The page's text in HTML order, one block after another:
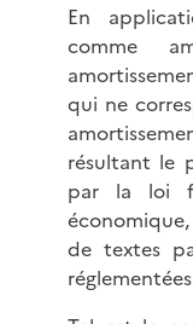
En
comme
qui ne
résultant le
par la loi
de textes